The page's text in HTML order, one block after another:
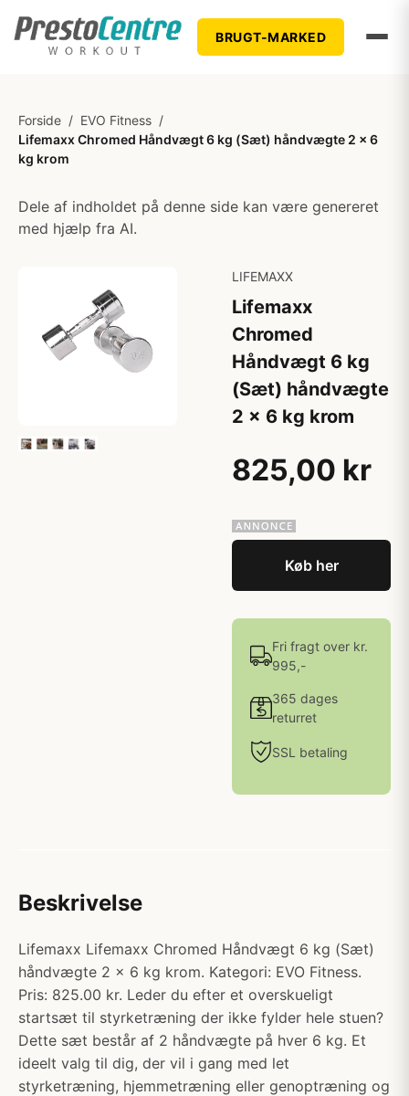
BRUGT-MARKED
Forside / EVO Fitness /
Lifemaxx Chromed Håndvægt 6 kg (Sæt) håndvægte 2 x 6
kg krom
Dele af indholdet på denne side kan være genereret
med hjælp fra AI.
LIFEMAXX
Lifemaxx
Chromed
Håndvægt 6 kg
(Sæt) håndvægte
2 x 6 kg krom
825,00 kr
Køb her
Fri fragt over kr.
995,-
365 dages
returret
SSL betaling
Beskrivelse
Lifemaxx Lifemaxx Chromed Håndvægt 6 kg (Sæt)
håndvægte 2 x 6 kg krom. Kategori: EVO Fitness.
Pris: 825.00 kr. Leder du efter et overskueligt
startsæt til styrketræning der ikke fylder hele stuen?
Dette sæt består af 2 håndvægte på hver 6 kg. Et
ideelt valg til dig, der vil i gang med let
styrketræning, hjemmetræning eller genoptræning og